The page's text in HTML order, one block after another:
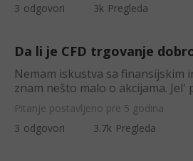
3 odgovori 3k Pregleda
Da li je CFD trgovanje
Nemam iskustva sa finansijskim
znam nešto malo o akcijama. Jel'
krenem da krenem sa CFDovima
Pitanje postavljeno pre 5 godina
3 odgovori 3.7k Pregleda